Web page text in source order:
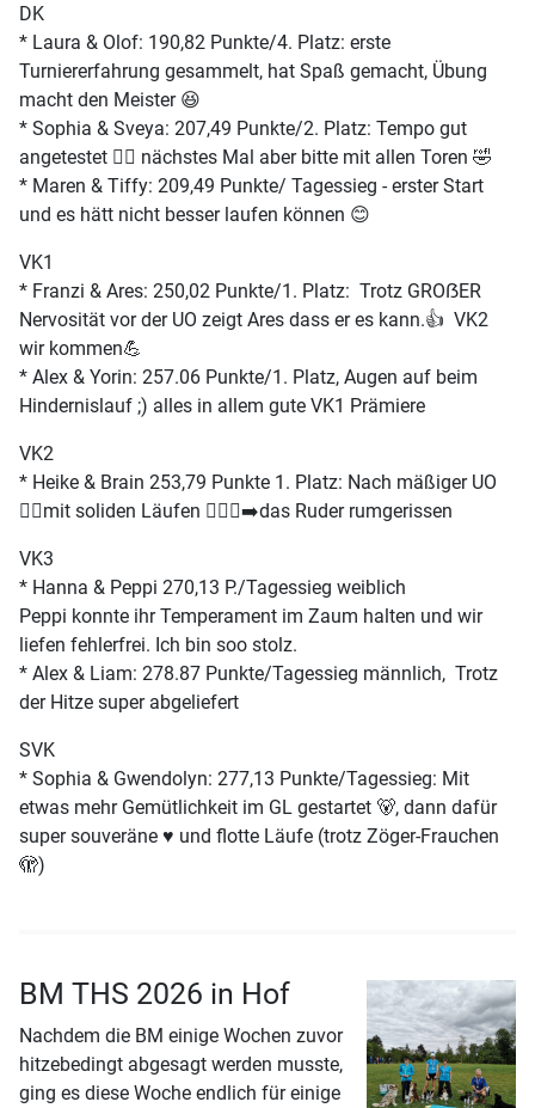
DK
* Laura & Olof: 190,82 Punkte/4. Platz: erste
Turniererfahrung gesammelt, hat Spaß gemacht, Übung
macht den Meister 😆
* Sophia & Sveya: 207,49 Punkte/2. Platz: Tempo gut
angetestet 👍🏼 nächstes Mal aber bitte mit allen Toren 🤣
* Maren & Tiffy: 209,49 Punkte/ Tagessieg - erster Start
und es hätt nicht besser laufen können 😊
VK1
* Franzi & Ares: 250,02 Punkte/1. Platz: Trotz GROẞER
Nervosität vor der UO zeigt Ares dass er es kann.👍 VK2
wir kommen💪
* Alex & Yorin: 257.06 Punkte/1. Platz, Augen auf beim
Hindernislauf ;) alles in allem gute VK1 Prämiere
VK2
* Heike & Brain 253,79 Punkte 1. Platz: Nach mäßiger UO
🤦‍♀️mit soliden Läufen 🏃🏼‍♀️‍➡️das Ruder rumgerissen
VK3
* Hanna & Peppi 270,13 P./Tagessieg weiblich
Peppi konnte ihr Temperament im Zaum halten und wir
liefen fehlerfrei. Ich bin soo stolz.
* Alex & Liam: 278.87 Punkte/Tagessieg männlich, Trotz
der Hitze super abgeliefert
SVK
* Sophia & Gwendolyn: 277,13 Punkte/Tagessieg: Mit
etwas mehr Gemütlichkeit im GL gestartet 🐻, dann dafür
super souveräne ♥️ und flotte Läufe (trotz Zöger-Frauchen
🫣)
BM THS 2026 in Hof
Nachdem die BM einige Wochen zuvor
hitzebedingt abgesagt werden musste,
ging es diese Woche endlich für einige